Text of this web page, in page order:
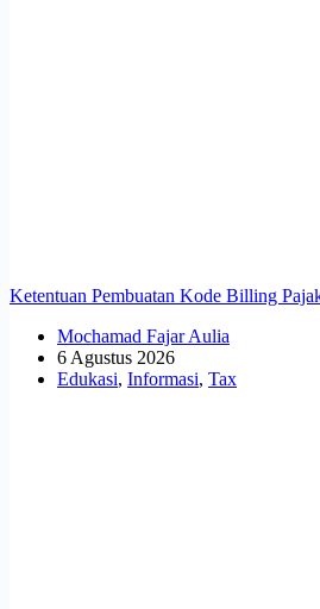
Ketentuan Pembuatan Kode Billing
Mochamad Fajar Aulia
6 Agustus 2026
Edukasi, Informasi, Tax